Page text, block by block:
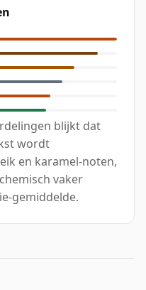
blijkt dat
wordt
en karamel-noten,
vaker
gemiddelde.